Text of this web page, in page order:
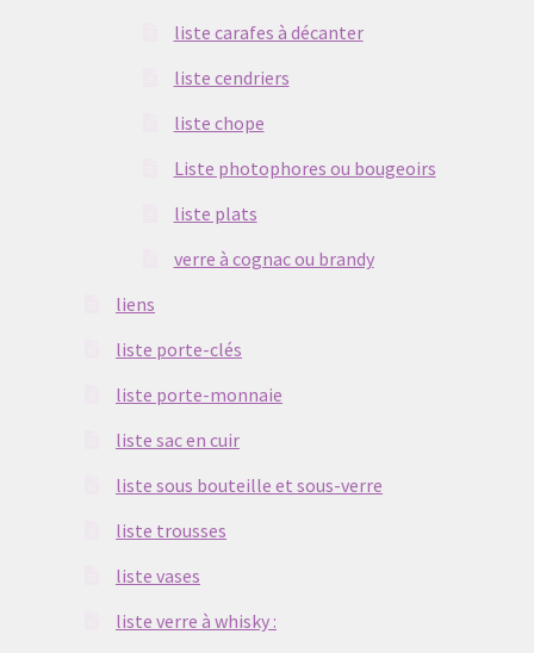
liste carafes à décanter
liste cendriers
liste chope
Liste photophores ou bougeoirs
liste plats
verre à cognac ou brandy
liens
liste porte-clés
liste porte-monnaie
liste sac en cuir
liste sous bouteille et sous-verre
liste trousses
liste vases
liste verre à whisky :